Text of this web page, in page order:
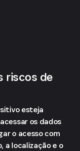
riscos de
esteja
os dados
o acesso com
a localização e o